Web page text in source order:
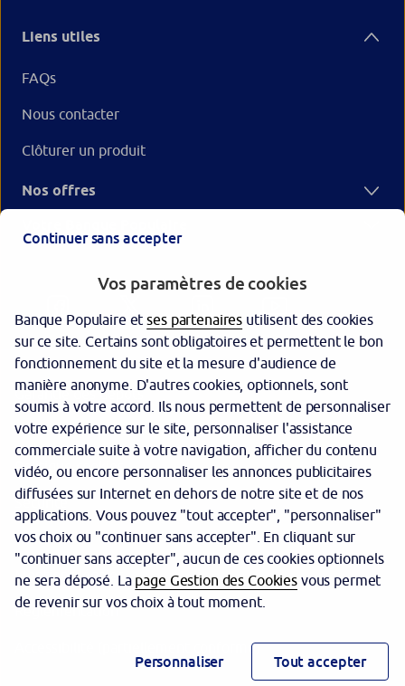
Liens utiles
FAQs
Nous contacter
Clôturer un produit
Nos offres
Garantie des dépôts
Protection des données personnelles
Politique cookies
Sécurité
Tarifs
Mentions légales
Réglementation
Accessibilité (partiellement conforme)
Continuer sans accepter
Vos paramètres de cookies
Banque Populaire etses partenaires utilisent des cookies
sur ce site. Certains sont obligatoires et permettent le bon
fonctionnement du site et la mesure d'audience de
manière anonyme. D'autres cookies, optionnels, sont
soumis à votre accord. Ils nous permettent de personnaliser
votre expérience sur le site, personnaliser l'assistance
commerciale suite à votre navigation, afficher du contenu
vidéo, ou encore personnaliser les annonces publicitaires
diffusées sur Internet en dehors de notre site et de nos
applications. Vous pouvez "tout accepter", "personnaliser"
vos choix ou "continuer sans accepter". En cliquant sur
"continuer sans accepter", aucun de ces cookies optionnels
ne sera déposé. La page Gestion des Cookiesvous permet
de revenir sur vos choix à tout moment.
Personnaliser Tout accepter